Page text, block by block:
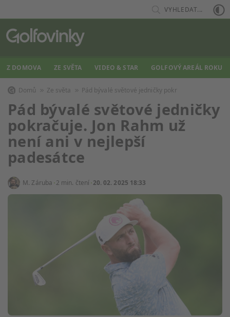
VYHLEDAT...
Z DOMOVA ZE SVĚTA VIDEO & STAR GOLFOVÝ AREÁL ROKU
Domů Ze světa Pád bývalé světové jedničky pokr
Pád bývalé světové jedničky
pokračuje. Jon Rahm už
není ani v nejlepší
padesátce
M. Záruba 2 min. čtení 20. 02. 2025 18:33